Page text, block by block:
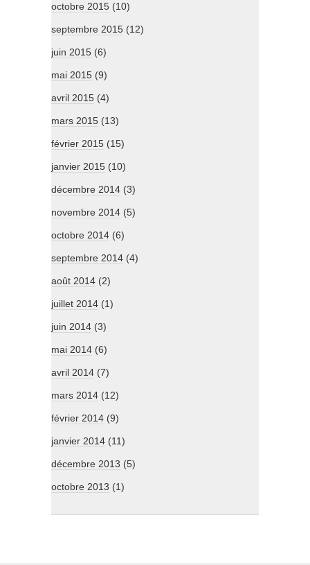
octobre 2015 (10)
septembre 2015 (12)
juin 2015 (6)
mai 2015 (9)
avril 2015 (4)
mars 2015 (13)
février 2015 (15)
janvier 2015 (10)
décembre 2014 (3)
novembre 2014 (5)
octobre 2014 (6)
septembre 2014 (4)
août 2014 (2)
juillet 2014 (1)
juin 2014 (3)
mai 2014 (6)
avril 2014 (7)
mars 2014 (12)
février 2014 (9)
janvier 2014 (11)
décembre 2013 (5)
octobre 2013 (1)